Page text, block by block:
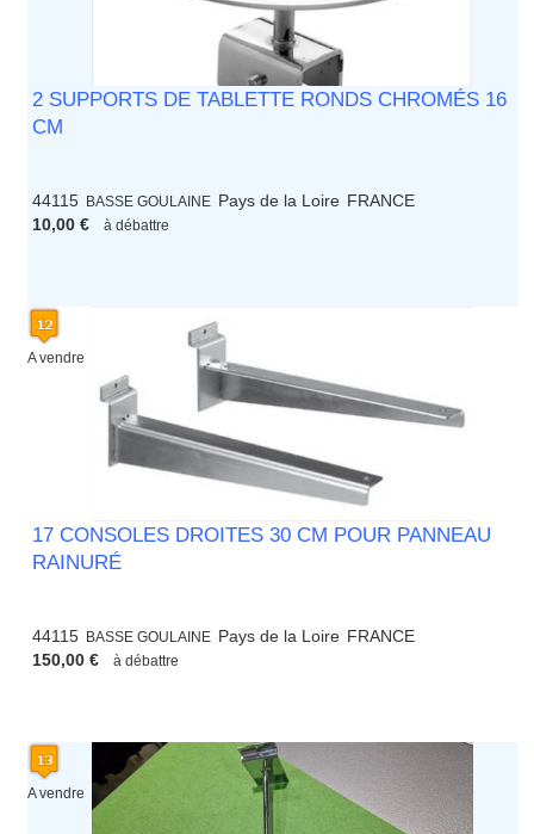
2 SUPPORTS DE TABLETTE RONDS CHROMÉS 16
CM
44115 BASSE GOULAINE Pays de la Loire FRANCE
10,00 €
à débattre
A vendre
17 CONSOLES DROITES 30 CM POUR PANNEAU
RAINURÉ
44115 BASSE GOULAINE Pays de la Loire FRANCE
150,00 €
à débattre
A vendre